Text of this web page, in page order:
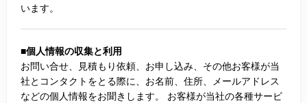
います。
■個人情報の収集と利用
お問い合せ、見積もり依頼、お申し込み、その他お客様が当
社とコンタクトをとる際に、お名前、住所、メールアドレス
などの個人情報をお聞きします。 お客様が当社の各種サービ